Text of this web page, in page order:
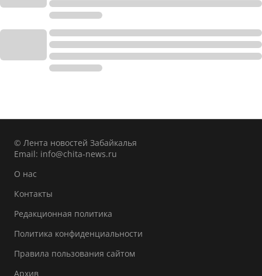
© Лента новостей Забайкалья
Email: info@chita-news.ru
О нас
Контакты
Редакционная политика
Политика конфиденциальности
Правила пользования сайтом
Архив